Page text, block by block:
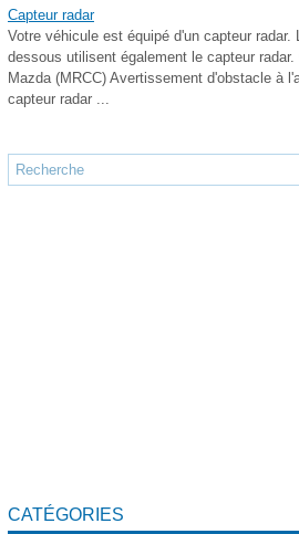
Capteur radar
Votre véhicule est équipé d'un capteur
dessous utilisent également le capteur
Mazda (MRCC) Avertissement d'obstacle à
capteur radar ...
CATÉGORIES